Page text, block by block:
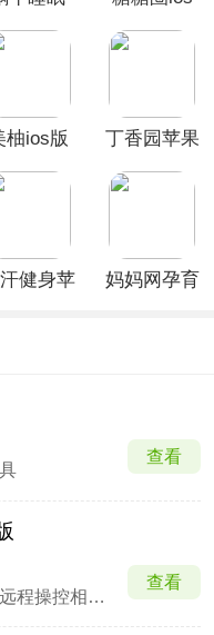
柚ios版
丁香园苹果
健身苹
妈妈网孕育
查看
智能影像录制助手，远程操控相机拍摄高清视频。
查看